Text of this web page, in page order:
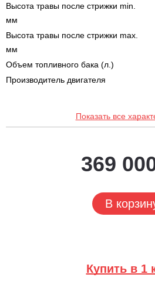
Высота травы после стрижки min.
мм
Высота травы после стрижки max.
мм
Объем топливного бака (л.)
Производитель двигателя
Показать все
369
В
Купить в 1